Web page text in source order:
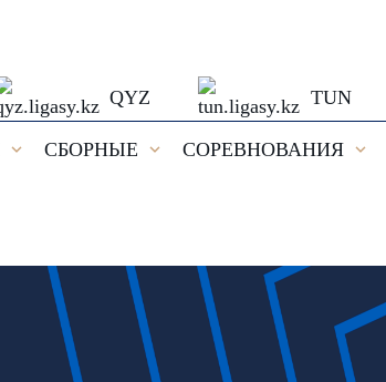
QYZ TUN
СБОРНЫЕ СОРЕВНОВАНИЯ